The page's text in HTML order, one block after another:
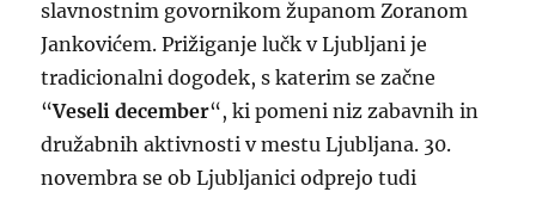
slavnostnim govornikom županom Zoranom
Jankovićem. Prižiganje lučk v Ljubljani je
tradicionalni dogodek, s katerim se začne
“Veseli december“, ki pomeni niz zabavnih in
družabnih aktivnosti v mestu Ljubljana. 30.
novembra se ob Ljubljanici odprejo tudi